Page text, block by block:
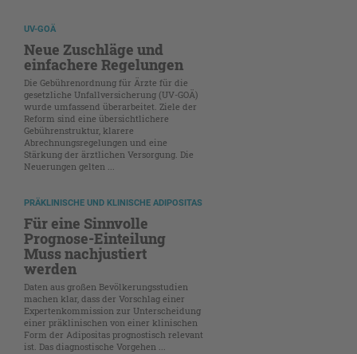
UV-GOÄ
Neue Zuschläge und
einfachere Regelungen
Die Gebührenordnung für Ärzte für die
gesetzliche Unfallversicherung (UV-GOÄ)
wurde umfassend überarbeitet. Ziele der
Reform sind eine übersichtlichere
Gebührenstruktur, klarere
Abrechnungsregelungen und eine
Stärkung der ärztlichen Versorgung. Die
Neuerungen gelten ...
PRÄKLINISCHE UND KLINISCHE ADIPOSITAS
Für eine Sinnvolle
Prognose-Einteilung
Muss nachjustiert
werden
Daten aus großen Bevölkerungsstudien
machen klar, dass der Vorschlag einer
Expertenkommission zur Unterscheidung
einer präklinischen von einer klinischen
Form der Adipositas prognostisch relevant
ist. Das diagnostische Vorgehen ...